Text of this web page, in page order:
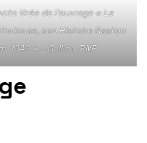
tirée de l’ouvrage « Le
son Histoire Gaston
1949 » – Gallica, BNF